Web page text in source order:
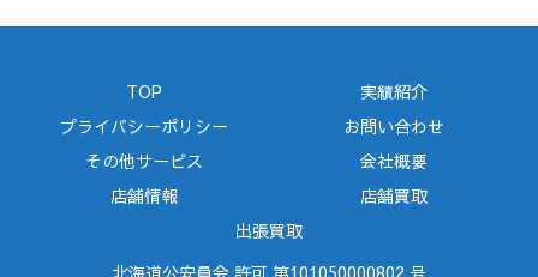
TOP
実績紹介
プライバシーポリシー
お問い合わせ
その他サービス
会社概要
店舗情報
店舗買取
出張買取
北海道公安員会 許可 第101050000802 号